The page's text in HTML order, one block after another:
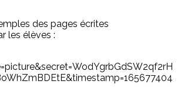
des pages écrites
les élèves :